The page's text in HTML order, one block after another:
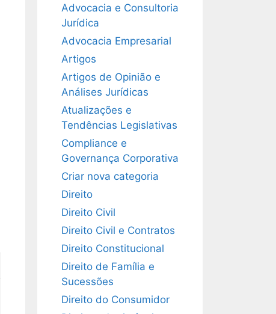
Advocacia e Consultoria
Jurídica
Advocacia Empresarial
Artigos
Artigos de Opinião e
Análises Jurídicas
Atualizações e
Tendências Legislativas
Compliance e
Governança Corporativa
Criar nova categoria
Direito
Direito Civil
Direito Civil e Contratos
Direito Constitucional
Direito de Família e
Sucessões
Direito do Consumidor